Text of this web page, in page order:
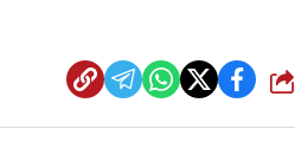
شارك